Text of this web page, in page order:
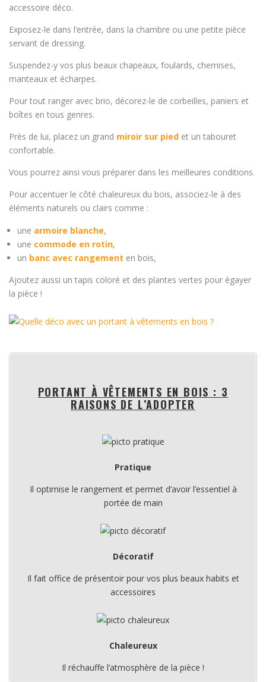
accessoire déco.
Exposez-le dans l’entrée, dans la chambre ou une petite pièce
servant de dressing.
Suspendez-y vos plus beaux chapeaux, foulards, chemises,
manteaux et écharpes.
Pour tout ranger avec brio, décorez-le de corbeilles, paniers et
boîtes en tous genres.
Près de lui, placez un grand miroir sur pied et un tabouret
confortable.
Vous pourrez ainsi vous préparer dans les meilleures conditions.
Pour accentuer le côté chaleureux du bois, associez-le à des
éléments naturels ou clairs comme :
une armoire blanche,
une commode en rotin,
un banc avec rangement en bois,
Ajoutez aussi un tapis coloré et des plantes vertes pour égayer
la pièce !
PORTANT À VÊTEMENTS EN BOIS : 3
RAISONS DE L’ADOPTER
Pratique
Il optimise le rangement et permet d’avoir l’essentiel à
portée de main
Décoratif
Il fait office de présentoir pour vos plus beaux habits et
accessoires
Chaleureux
Il réchauffe l’atmosphère de la pièce !